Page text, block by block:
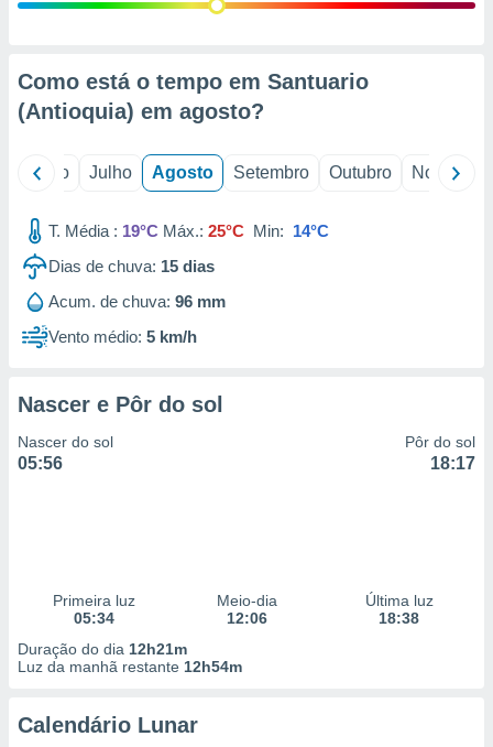
através
estudos
1199
Como está o tempo em Santuario
(Antioquia) em agosto?
Junho Julho Agosto Setembro Outubro Novembro
T. Média : 19°C Máx.: 25°C Min: 14°C
Dias de chuva: 15 dias
Acum. de chuva: 96 mm
Vento médio: 5 km/h
Nascer e Pôr do sol
Nascer do sol
05:56
Pôr do sol
18:17
Primeira luz
05:34
Meio-dia
12:06
Última luz
18:38
Duração do dia 12h21m
Luz da manhã restante 12h54m
Calendário Lunar